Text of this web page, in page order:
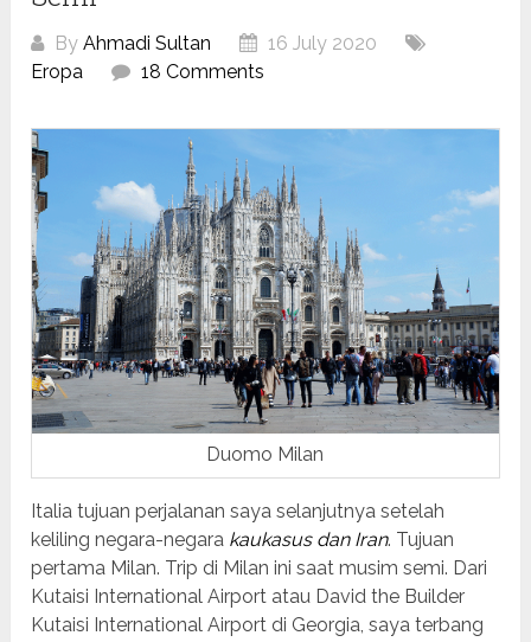
ByAhmadi Sultan
16 July 2020
Eropa
18 Comments
Duomo Milan
Italia tujuan perjalanan saya selanjutnya setelah
keliling negara-negara kaukasus dan Iran. Tujuan
pertama Milan. Trip di Milan ini saat musim semi. Dari
Kutaisi International Airport atau David the Builder
Kutaisi International Airport di Georgia, saya terbang